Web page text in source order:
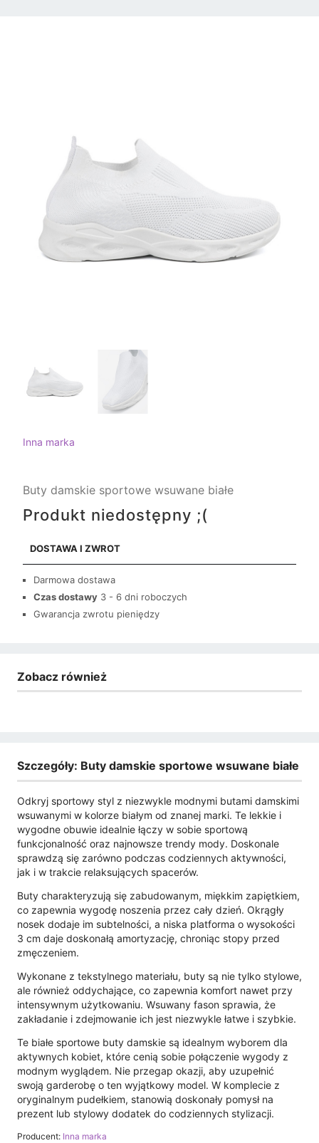
Inna marka
Buty damskie sportowe wsuwane białe
Produkt niedostępny ;(
DOSTAWA I ZWROT
Darmowa dostawa
Czas dostawy 3 - 6 dni roboczych
Gwarancja zwrotu pieniędzy
Zobacz również
Szczegóły: Buty damskie sportowe wsuwane białe
Odkryj sportowy styl z niezwykle modnymi butami damskimi
wsuwanymi w kolorze białym od znanej marki. Te lekkie i
wygodne obuwie idealnie łączy w sobie sportową
funkcjonalność oraz najnowsze trendy mody. Doskonale
sprawdzą się zarówno podczas codziennych aktywności,
jak i w trakcie relaksujących spacerów.
Buty charakteryzują się zabudowanym, miękkim zapiętkiem,
co zapewnia wygodę noszenia przez cały dzień. Okrągły
nosek dodaje im subtelności, a niska platforma o wysokości
3 cm daje doskonałą amortyzację, chroniąc stopy przed
zmęczeniem.
Wykonane z tekstylnego materiału, buty są nie tylko stylowe,
ale również oddychające, co zapewnia komfort nawet przy
intensywnym użytkowaniu. Wsuwany fason sprawia, że
zakładanie i zdejmowanie ich jest niezwykle łatwe i szybkie.
Te białe sportowe buty damskie są idealnym wyborem dla
aktywnych kobiet, które cenią sobie połączenie wygody z
modnym wyglądem. Nie przegap okazji, aby uzupełnić
swoją garderobę o ten wyjątkowy model. W komplecie z
oryginalnym pudełkiem, stanowią doskonały pomysł na
prezent lub stylowy dodatek do codziennych stylizacji.
Producent: Inna marka